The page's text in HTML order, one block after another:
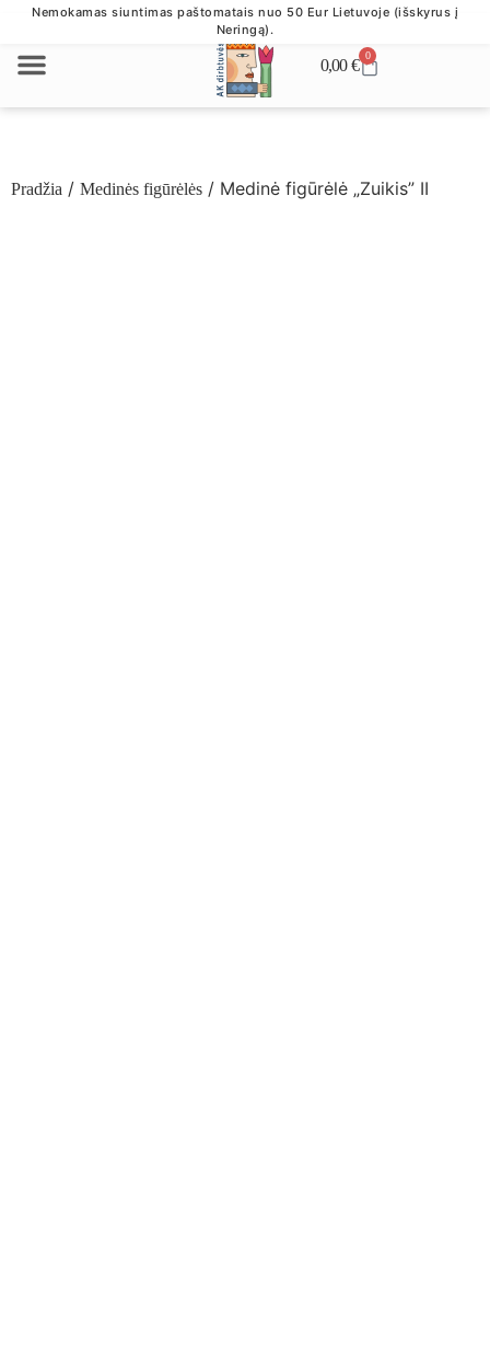
Nemokamas siuntimas paštomatais nuo 50 Eur Lietuvoje (išskyrus į
Neringą).
0,00€
0
Pradžia / Medinės figūrėlės / Medinė figūrėlė „Zuikis” II